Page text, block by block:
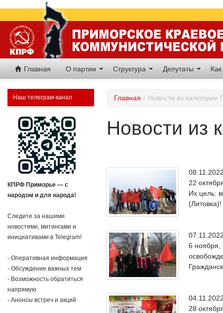
Главная О партии Структура Депутаты
Наш телеграм-канал
КПРФ Приморье — с
народом и для народа!
Следите за нашими
новостями, митингами и
инициативами в Telegram!
- Оперативная информация
- Обсуждение важных тем
- Возможность обратиться
напрямую
- Анонсы встреч и акций
Главная / Новости из категории
Новости из
22
Их цель:
6 ноября,
28